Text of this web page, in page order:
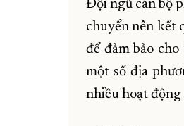
Đội ngũ cán bộ
chuyển nên kết
để đảm bảo
một số địa
nhiều hoạt động